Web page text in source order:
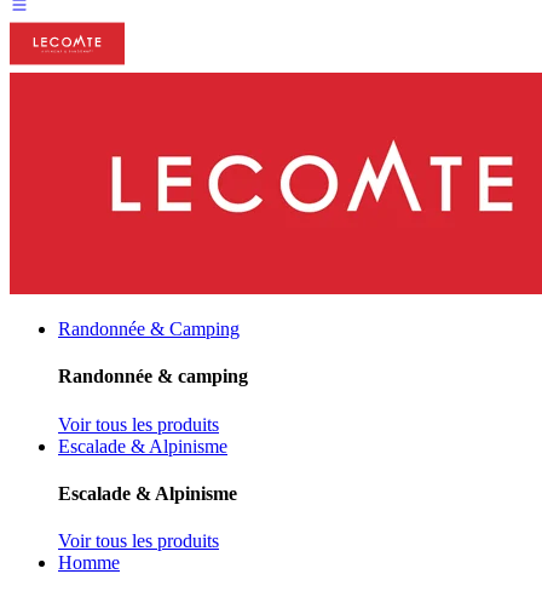
Randonnée & Camping
Randonnée & camping
Voir tous les produits
Escalade & Alpinisme
Escalade & Alpinisme
Voir tous les produits
Homme